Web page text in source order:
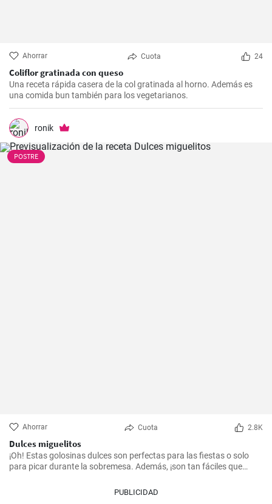
Ahorrar Cuota 24
Coliflor gratinada con queso
Una receta rápida casera de la col gratinada al horno. Además es
una comida bun también para los vegetarianos.
ronik
POSTRE
Ahorrar Cuota 2.8K
Dulces miguelitos
¡Oh! Estas golosinas dulces son perfectas para las fiestas o solo
para picar durante la sobremesa. Además, ¡son tan fáciles que
caseras y le juro que no sea capaz de resistir a comerlas.
PUBLICIDAD